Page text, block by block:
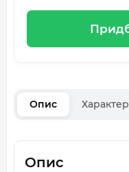
Опис
Опис